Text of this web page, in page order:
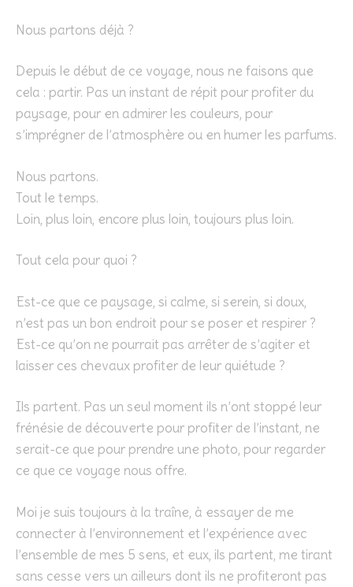
Nous partons déjà ?
Depuis le début de ce voyage, nous ne faisons que
cela : partir. Pas un instant de répit pour profiter du
paysage, pour en admirer les couleurs, pour
s’imprégner de l’atmosphère ou en humer les parfums.
Nous partons.
Tout le temps.
Loin, plus loin, encore plus loin, toujours plus loin.
Tout cela pour quoi ?
Est-ce que ce paysage, si calme, si serein, si doux,
n’est pas un bon endroit pour se poser et respirer ?
Est-ce qu’on ne pourrait pas arrêter de s’agiter et
laisser ces chevaux profiter de leur quiétude ?
Ils partent. Pas un seul moment ils n’ont stoppé leur
frénésie de découverte pour profiter de l’instant, ne
serait-ce que pour prendre une photo, pour regarder
ce que ce voyage nous offre.
Moi je suis toujours à la traîne, à essayer de me
connecter à l’environnement et l’expérience avec
l’ensemble de mes 5 sens, et eux, ils partent, me tirant
sans cesse vers un ailleurs dont ils ne profiteront pas